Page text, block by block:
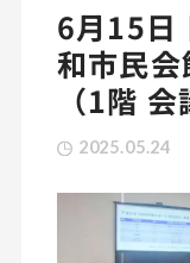
6月15日
和市民
（1階
2025.05.24